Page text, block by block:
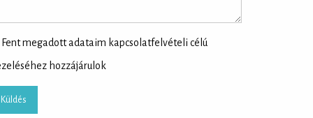
Fent megadott adataim kapcsolatfelvételi célú
hozzájárulok